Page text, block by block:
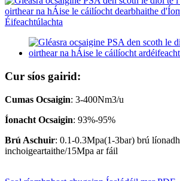
Cur síos gairid:
Cumas Ocsaigin: 3-400Nm3/u
Íonacht Ocsaigin: 93%-95%
Brú Aschuir: 0.1-0.3Mpa(1-3bar) brú líonadh
inchoigeartaithe/15Mpa ar fáil